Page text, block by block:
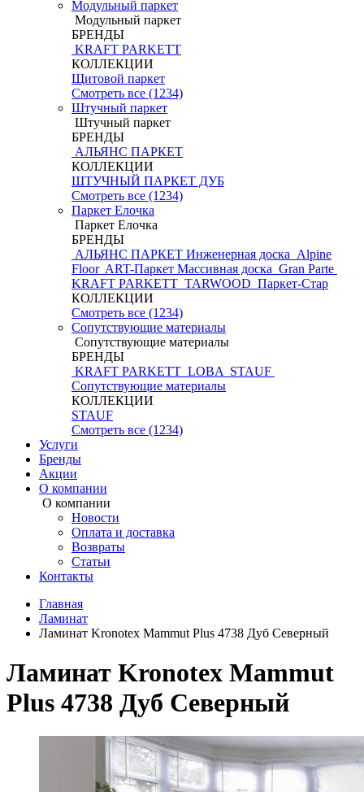
Модульный паркет
Модульный паркет
БРЕНДЫ
KRAFT PARKETT
КОЛЛЕКЦИИ
Щитовой паркет
Смотреть все (1234)
Штучный паркет
Штучный паркет
БРЕНДЫ
АЛЬЯНС ПАРКЕТ
КОЛЛЕКЦИИ
ШТУЧНЫЙ ПАРКЕТ ДУБ
Смотреть все (1234)
Паркет Елочка
Паркет Елочка
БРЕНДЫ
АЛЬЯНС ПАРКЕТ Инженерная доска Alpine
Floor ART-Паркет Массивная доска Gran Parte
KRAFT PARKETT TARWOOD Паркет-Стар
КОЛЛЕКЦИИ
Смотреть все (1234)
Сопутствующие материалы
Сопутствующие материалы
БРЕНДЫ
KRAFT PARKETT LOBA STAUF
Сопутствующие материалы
КОЛЛЕКЦИИ
STAUF
Смотреть все (1234)
Услуги
Бренды
Акции
О компании
О компании
Новости
Оплата и доставка
Возвраты
Статьи
Контакты
Главная
Ламинат
Ламинат Kronotex Mammut Plus 4738 Дуб Северный
Ламинат Kronotex Mammut
Plus 4738 Дуб Северный